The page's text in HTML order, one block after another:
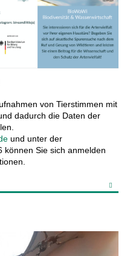
von Tierstimmen mit
dadurch die Daten der
und unter der
können Sie sich anmelden